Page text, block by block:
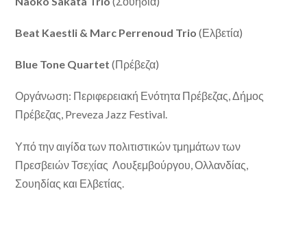
Beat Kaestli & Marc Perrenoud Trio (Ελβετία)
Blue Tone Quartet (Πρέβεζα)
Οργάνωση: Περιφερειακή Ενότητα Πρέβεζας, Δήμος
Πρέβεζας, Preveza Jazz Festival.
Υπό την αιγίδα των πολιτιστικών τμημάτων των
Πρεσβειών Τσεχίας Λουξεμβούργου, Ολλανδίας
Σουηδίας και Ελβετίας.